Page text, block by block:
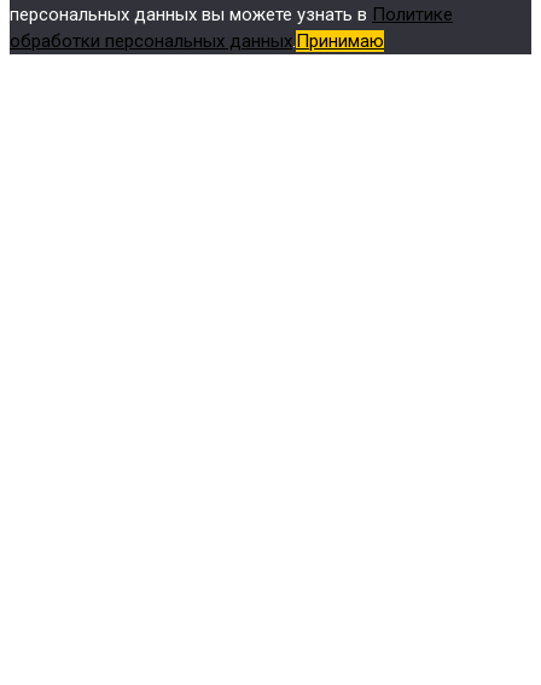
персональных данных вы можете узнать в Политике
обработки персональных данных Принимаю